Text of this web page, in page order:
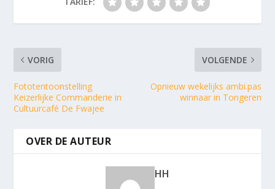
VORIG
Fototentoonstelling
Keizerlijke Commanderie in
Cultuurcafé De Fwajee
VOLGENDE
Opnieuw wekelijks ambi.pas
winnaar in Tongeren
OVER DE AUTEUR
HH